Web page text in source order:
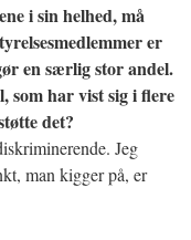
i sin helhed, må
er
en særlig stor andel.
som har vist sig i flere
det?
Jeg
man kigger på, er